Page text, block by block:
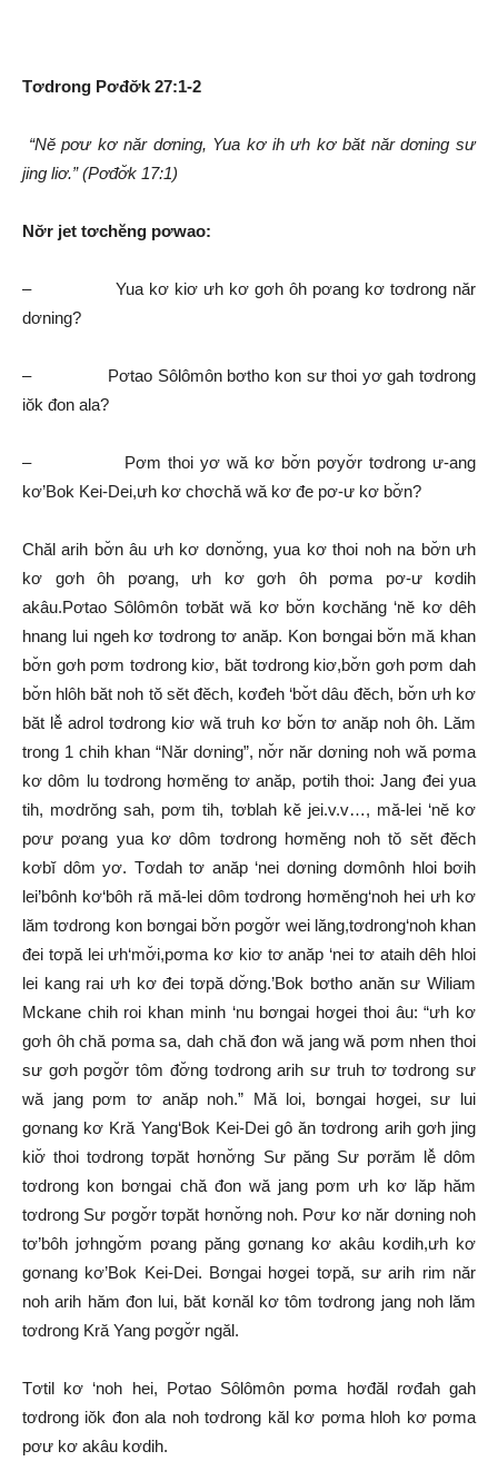
Tơdrong Pơđơ̆k 27:1-2
“Nĕ pơư kơ năr dơning, Yua kơ ih ưh kơ băt năr dơning sư
jing liơ.” (Pơđơ̆k 17:1)
Nơ̆r jet tơchĕng pơwao:
– Yua kơ kiơ ưh kơ gơh ôh pơang kơ tơdrong năr
dơning?
– Pơtao Sôlômôn bơtho kon sư thoi yơ gah tơdrong
iŏk đon ala?
– Pơm thoi yơ wă kơ bơ̆n pơyơ̆r tơdrong ư-ang
kơ’Bok Kei-Dei,ưh kơ chơchă wă kơ đe pơ-ư kơ bơ̆n?
Chăl arih bơ̆n âu ưh kơ dơnơ̆ng, yua kơ thoi noh na bơ̆n ưh
kơ gơh ôh pơang, ưh kơ gơh ôh pơma pơ-ư kơdih
akâu.Pơtao Sôlômôn tơbăt wă kơ bơ̆n kơchăng ‘nĕ kơ dêh
hnang lui ngeh kơ tơdrong tơ anăp. Kon bơngai bơ̆n mă khan
bơ̆n gơh pơm tơdrong kiơ, băt tơdrong kiơ,bơ̆n gơh pơm dah
bơ̆n hlôh băt noh tŏ sĕt đĕch, kơđeh ‘bơ̆t dâu đĕch, bơ̆n ưh kơ
băt lê̆ adrol tơdrong kiơ wă truh kơ bơ̆n tơ anăp noh ôh. Lăm
trong 1 chih khan “Năr dơning”, nơ̆r năr dơning noh wă pơma
kơ dôm lu tơdrong hơmĕng tơ anăp, pơtih thoi: Jang đei yua
tih, mơdrŏng sah, pơm tih, tơblah kĕ jei.v.v…, mă-lei ‘nĕ kơ
pơư pơang yua kơ dôm tơdrong hơmĕng noh tŏ sĕt đĕch
kơbĭ dôm yơ. Tơdah tơ anăp ‘nei dơning dơmônh hloi bơih
lei’bônh kơ‘bôh ră mă-lei dôm tơdrong hơmĕng‘noh hei ưh kơ
lăm tơdrong kon bơngai bơ̆n pơgơ̆r wei lăng,tơdrong‘noh khan
đei tơpă lei ưh‘mơ̆i,pơma kơ kiơ tơ anăp ‘nei tơ ataih dêh hloi
lei kang rai ưh kơ đei tơpă dơ̆ng.’Bok bơtho anăn sư Wiliam
Mckane chih roi khan minh ‘nu bơngai hơgei thoi âu: “ưh kơ
gơh ôh chă pơma sa, dah chă đon wă jang wă pơm nhen thoi
sư gơh pơgơ̆r tôm đơ̆ng tơdrong arih sư truh tơ tơdrong sư
wă jang pơm tơ anăp noh.” Mă loi, bơngai hơgei, sư lui
gơnang kơ Kră Yang‘Bok Kei-Dei gô ăn tơdrong arih gơh jing
kiơ̆ thoi tơdrong tơpăt hơnơ̆ng Sư păng Sư pơrăm lê̆ dôm
tơdrong kon bơngai chă đon wă jang pơm ưh kơ lăp hăm
tơdrong Sư pơgơ̆r tơpăt hơnơ̆ng noh. Pơư kơ năr dơning noh
tơ’bôh jơhngơ̆m pơang păng gơnang kơ akâu kơdih,ưh kơ
gơnang kơ’Bok Kei-Dei. Bơngai hơgei tơpă, sư arih rim năr
noh arih hăm đon lui, băt kơnăl kơ tôm tơdrong jang noh lăm
tơdrong Kră Yang pơgơ̆r ngăl.
Tơtil kơ ‘noh hei, Pơtao Sôlômôn pơma hơđăl rơđah gah
tơdrong iŏk đon ala noh tơdrong kăl kơ pơma hloh kơ pơma
pơư kơ akâu kơdih.